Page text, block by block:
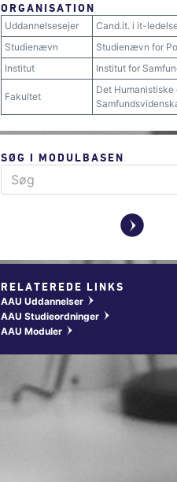
ORGANISATION
Uddannelsesejer
Cand.it. i it-
Studienævn
Studienævn for
Institut
Institut for
Fakultet
Det Humanistiske
SØG I MODULBASEN
y
RELATEREDE LINKS
AAU Uddannelser w
AAU Studieordninger w
AAU Moduler w